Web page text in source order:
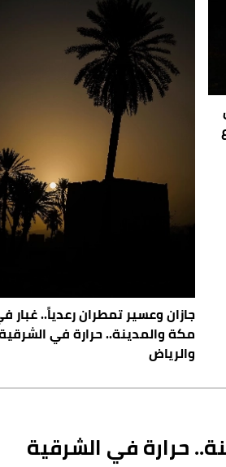
جازان وعسير تمطران رعدياً.. غبار
مكة والمدينة.. حرارة في
والرياض
حرارة في الشرقية